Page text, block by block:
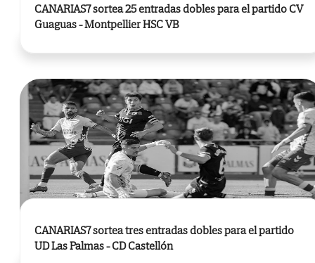
CANARIAS7 sortea 25 entradas dobles para el partido CV
Guaguas - Montpellier HSC VB
CANARIAS7 sortea tres entradas dobles para el partido
UD Las Palmas - CD Castellón